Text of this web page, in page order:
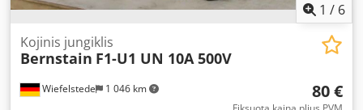
1 / 6
Wiefelstede 1 046 km
Kojinis jungiklis
Bernstain F1-U1 UN 10A 500V
80 €